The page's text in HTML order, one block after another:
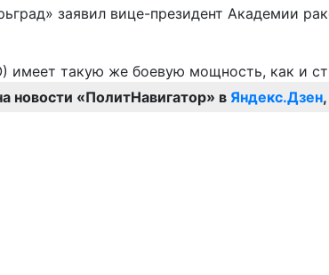
заявил вице-президент Академии
новости «ПолитНавигатор» в Яндекс.Дзен,